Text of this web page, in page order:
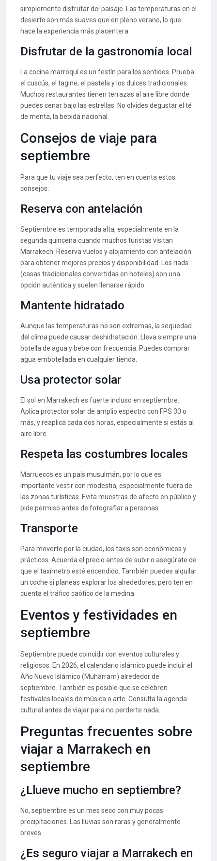
simplemente disfrutar del paisaje. Las temperaturas en el
desierto son más suaves que en pleno verano, lo que
hace la experiencia más placentera.
Disfrutar de la gastronomía local
La cocina marroquí es un festín para los sentidos. Prueba
el cuscús, el tagine, el pastela y los dulces tradicionales.
Muchos restaurantes tienen terrazas al aire libre donde
puedes cenar bajo las estrellas. No olvides degustar el té
de menta, la bebida nacional.
Consejos de viaje para
septiembre
Para que tu viaje sea perfecto, ten en cuenta estos
consejos:
Reserva con antelación
Septiembre es temporada alta, especialmente en la
segunda quincena cuando muchos turistas visitan
Marrakech. Reserva vuelos y alojamiento con antelación
para obtener mejores precios y disponibilidad. Los riads
(casas tradicionales convertidas en hoteles) son una
opción auténtica y suelen llenarse rápido.
Mantente hidratado
Aunque las temperaturas no son extremas, la sequedad
del clima puede causar deshidratación. Lleva siempre una
botella de agua y bebe con frecuencia. Puedes comprar
agua embotellada en cualquier tienda.
Usa protector solar
El sol en Marrakech es fuerte incluso en septiembre.
Aplica protector solar de amplio espectro con FPS 30 o
más, y reaplica cada dos horas, especialmente si estás al
aire libre.
Respeta las costumbres locales
Marruecos es un país musulmán, por lo que es
importante vestir con modestia, especialmente fuera de
las zonas turísticas. Evita muestras de afecto en público y
pide permiso antes de fotografiar a personas.
Transporte
Para moverte por la ciudad, los taxis son económicos y
prácticos. Acuerda el precio antes de subir o asegúrate de
que el taxímetro esté encendido. También puedes alquilar
un coche si planeas explorar los alrededores, pero ten en
cuenta el tráfico caótico de la medina.
Eventos y festividades en
septiembre
Septiembre puede coincidir con eventos culturales y
religiosos. En 2026, el calendario islámico puede incluir el
Año Nuevo Islámico (Muharram) alrededor de
septiembre. También es posible que se celebren
festivales locales de música o arte. Consulta la agenda
cultural antes de viajar para no perderte nada.
Preguntas frecuentes sobre
viajar a Marrakech en
septiembre
¿Llueve mucho en septiembre?
No, septiembre es un mes seco con muy pocas
precipitaciones. Las lluvias son raras y generalmente
breves.
¿Es seguro viajar a Marrakech en